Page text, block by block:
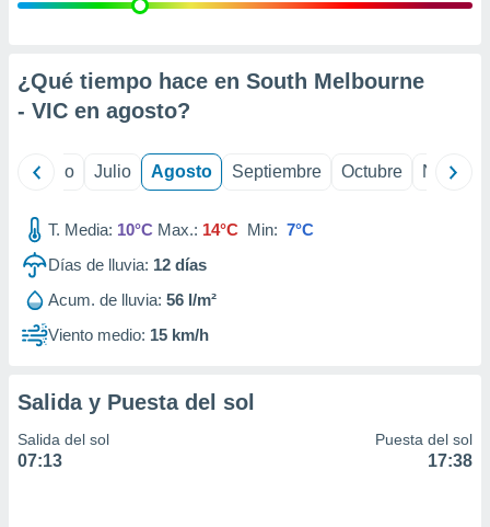
e
mediante
de
1199
¿Qué tiempo hace en South Melbourne
- VIC en agosto?
Junio Julio Agosto Septiembre Octubre
T. Media: 10°C Max.: 14°C Min: 7°C
Días de lluvia: 12 días
Acum. de lluvia: 56 l/m²
Viento medio: 15 km/h
Salida y Puesta del sol
Salida del sol
07:13
Puesta del sol
17:38